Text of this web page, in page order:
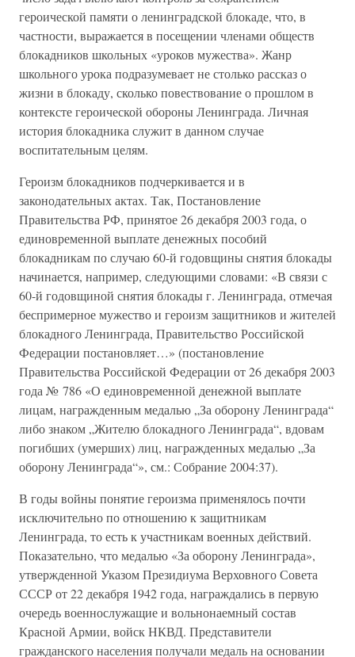
героической памяти о ленинградской блокаде, что, в
частности, выражается в посещении членами обществ
блокадников школьных «уроков мужества». Жанр
школьного урока подразумевает не столько рассказ о
жизни в блокаду, сколько повествование о прошлом в
контексте героической обороны Ленинграда. Личная
история блокадника служит в данном случае
воспитательным целям.
Героизм блокадников подчеркивается и в
законодательных актах. Так, Постановление
Правительства РФ, принятое 26 декабря 2003 года, о
единовременной выплате денежных пособий
блокадникам по случаю 60-й годовщины снятия блокады
начинается, например, следующими словами: «В связи с
60-й годовщиной снятия блокады г. Ленинграда, отмечая
беспримерное мужество и героизм защитников и жителей
блокадного Ленинграда, Правительство Российской
Федерации постановляет…» (постановление
Правительства Российской Федерации от 26 декабря 2003
года № 786 «О единовременной денежной выплате
лицам, награжденным медалью „За оборону Ленинграда“
либо знаком „Жителю блокадного Ленинграда“, вдовам
погибших (умерших) лиц, награжденных медалью „За
оборону Ленинграда“», см.: Собрание 2004:37).
В годы войны понятие героизма применялось почти
исключительно по отношению к защитникам
Ленинграда, то есть к участникам военных действий.
Показательно, что медалью «За оборону Ленинграда»,
утвержденной Указом Президиума Верховного Совета
СССР от 22 декабря 1942 года, награждались в первую
очередь военнослужащие и вольнонаемный состав
Красной Армии, войск НКВД. Представители
гражданского населения получали медаль на основании